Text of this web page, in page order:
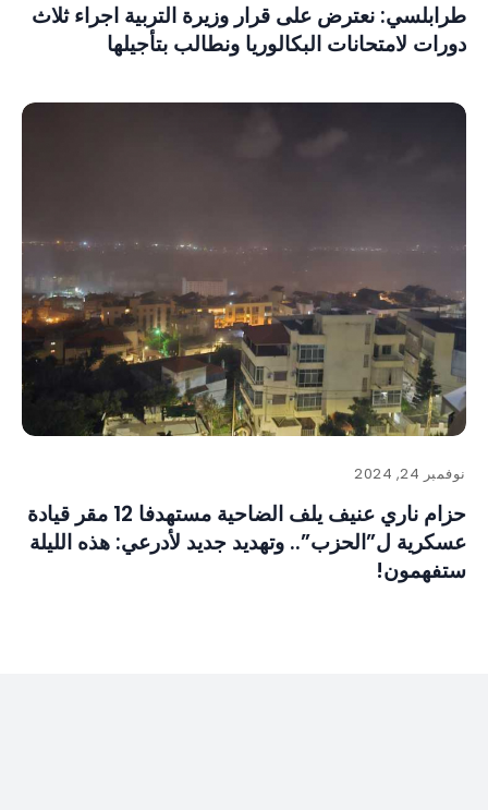
طرابلسي: نعترض على قرار وزيرة التربية اجراء ثلاث
دورات لامتحانات البكالوريا ونطالب بتأجيلها
نوفمبر 24, 2024
حزام ناري عنيف يلف الضاحية مستهدفا 12 مقر قيادة
عسكرية ل”الحزب”.. وتهديد جديد لأدرعي: هذه الليلة
ستفهمون!